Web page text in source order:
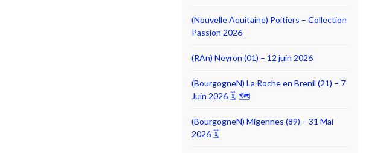
(Nouvelle Aquitaine) Poitiers – Collection
Passion 2026
(RAn) Neyron (01) – 12 juin 2026
(BourgogneN) La Roche en Brenil (21) – 7
Juin 2026 🗓 🗺
(BourgogneN) Migennes (89) – 31 Mai
2026 🗓